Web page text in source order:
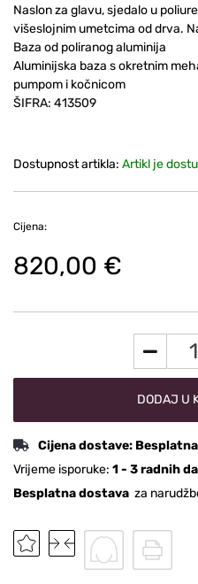
Naslon za glavu, sjedalo u
višeslojnim umetcima od drva.
Baza od poliranog aluminija
Aluminijska baza s okretnim
pumpom i kočnicom
ŠIFRA: 413509
Dostupnost artikla: Artikl je
Cijena:
820,00 €
DODAJ U
Cijena dostave:
Vrijeme isporuke: 1 - 3 radnih
Besplatna dostava za